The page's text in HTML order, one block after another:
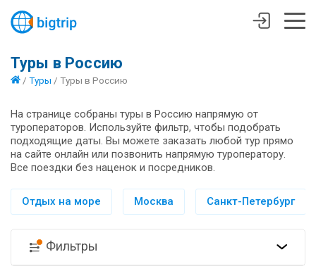
Туры в Россию
/ Туры / Туры в Россию
На странице собраны туры в Россию напрямую от
туроператоров. Используйте фильтр, чтобы подобрать
подходящие даты. Вы можете заказать любой тур прямо
на сайте онлайн или позвонить напрямую туроператору.
Все поездки без наценок и посредников.
Отдых на море Москва Санкт-Петербург
Фильтры